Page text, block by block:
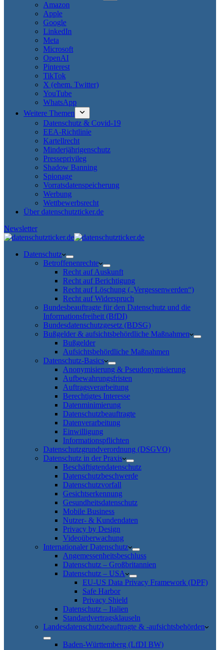
Amazon
Apple
Google
LinkedIn
Meta
Microsoft
OpenAI
Pinterest
TikTok
X (ehem. Twitter)
YouTube
WhatsApp
Weitere Themen
Datenschutz & Covid-19
EEA-Richtlinie
Kartellrecht
Minderjährigenschutz
Presseprivileg
Shadow Banning
Spionage
Vorratsdatenspeicherung
Werbung
Wettbewerbsrecht
Über datenschutzticker.de
Newsletter
Datenschutz
Betroffenenrechte
Recht auf Auskunft
Recht auf Berichtigung
Recht auf Löschung („Vergessenwerden“)
Recht auf Widerspruch
Bundesbeauftragte für den Datenschutz und die
Informationsfreiheit (BfDI)
Bundesdatenschutzgesetz (BDSG)
Bußgelder & aufsichtsbehördliche Maßnahmen
Bußgelder
Aufsichtsbehördliche Maßnahmen
Datenschutz-Basics
Anonymisierung & Pseudonymisierung
Aufbewahrungsfristen
Auftragsverarbeitung
Berechtigtes Interesse
Datenminimierung
Datenschutzbeauftragte
Datenverarbeitung
Einwilligung
Informationspflichten
Datenschutzgrundverordnung (DSGVO)
Datenschutz in der Praxis
Beschäftigtendatenschutz
Datenschutzbeschwerde
Datenschutzvorfall
Gesichtserkennung
Gesundheitsdatenschutz
Mobile Business
Nutzer- & Kundendaten
Privacy by Design
Videoüberwachung
Internationaler Datenschutz
Angemessenheitsbeschluss
Datenschutz – Großbritannien
Datenschutz – USA
EU-US Data Privacy Framework (DPF)
Safe Harbor
Privacy Shield
Datenschutz – Italien
Standardvertragsklauseln
Landesdatenschutzbeauftragte & -aufsichtsbehörden
Baden-Württemberg (LfDI BW)